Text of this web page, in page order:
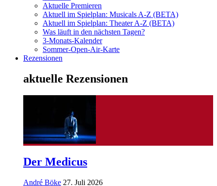
Aktuelle Premieren
Aktuell im Spielplan: Musicals A-Z (BETA)
Aktuell im Spielplan: Theater A-Z (BETA)
Was läuft in den nächsten Tagen?
3-Monats-Kalender
Sommer-Open-Air-Karte
Rezensionen
aktuelle Rezensionen
Der Medicus
André Böke 27. Juli 2026